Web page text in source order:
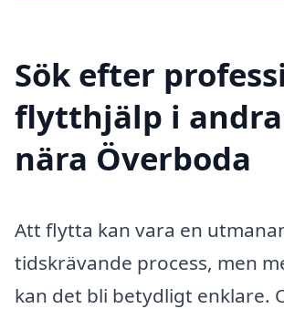
Sök efter
flytthjälp i
nära Överboda
Att flytta kan vara en
tidskrävande process, men
kan det bli betydligt enklare.